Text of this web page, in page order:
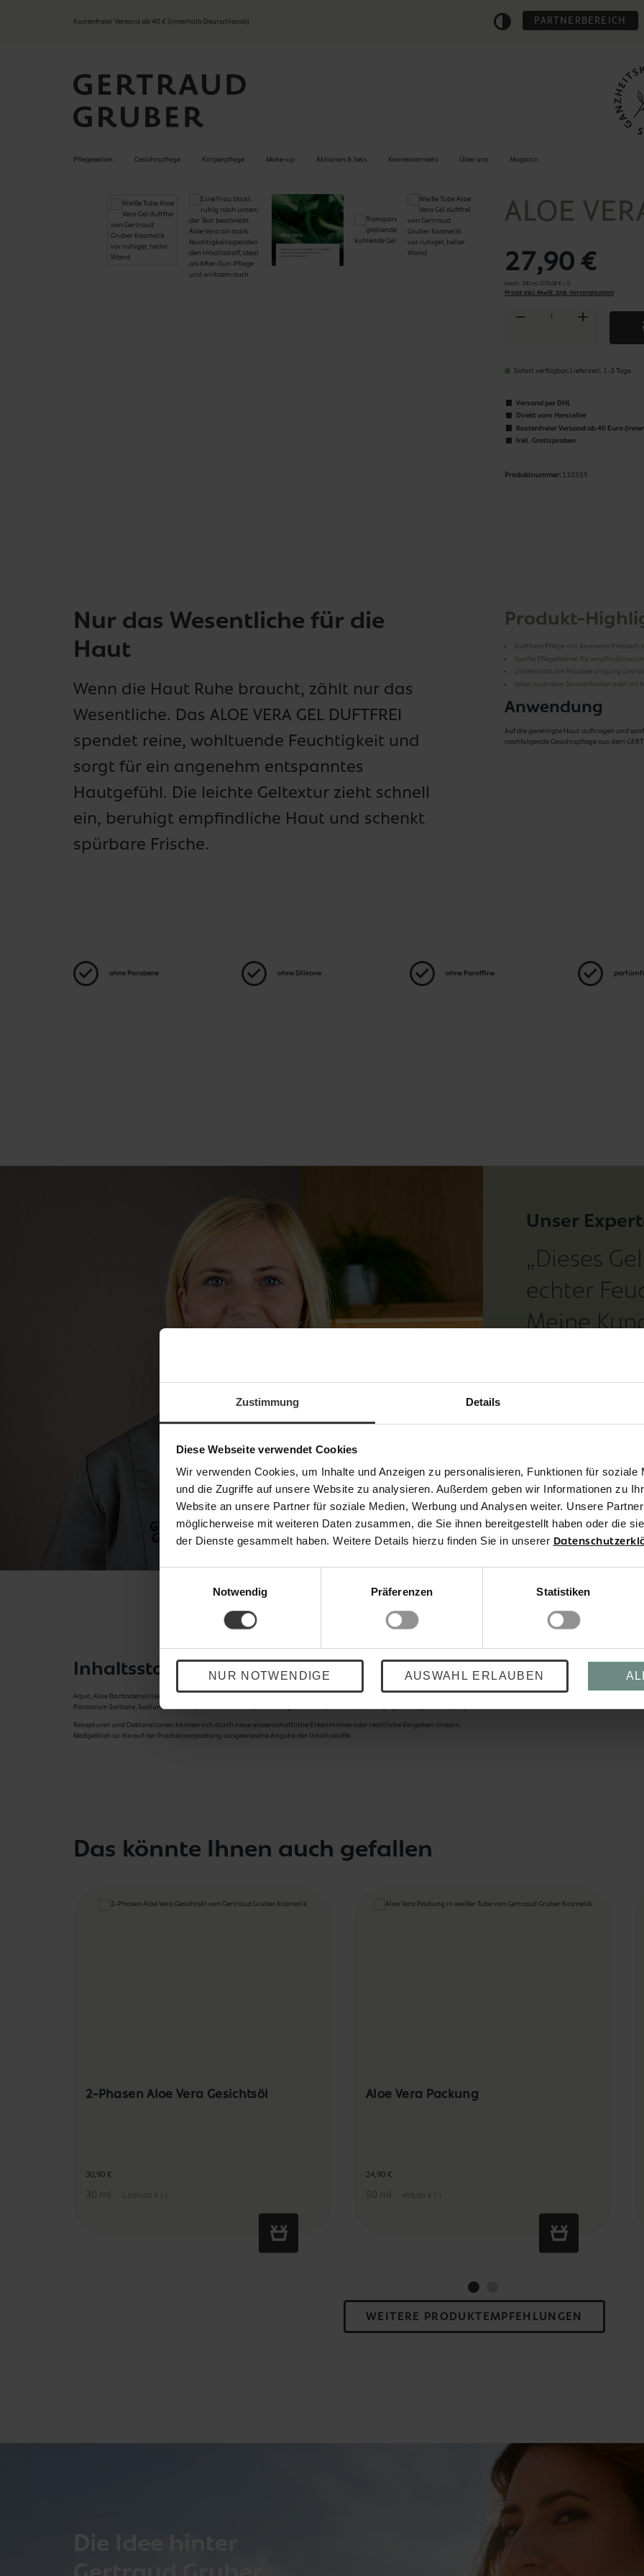
Zustimmung Details
Diese Webseite verwendet Cookies
Wir verwenden Cookies, um Inhalte und Anzeigen zu personalisieren, Funktionen für soziale
und die Zugriffe auf unsere Website zu analysieren. Außerdem geben wir Informationen zu
Website an unsere Partner für soziale Medien, Werbung und Analysen weiter. Unsere
möglicherweise mit weiteren Daten zusammen, die Sie ihnen bereitgestellt haben oder die
der Dienste gesammelt haben. Weitere Details hierzu finden Sie in unserer
Notwendig
Präferenzen Statistiken
NUR NOTWENDIGE AUSWAHL ERLAUBEN
Kostenfreier Versand ab 40 € (innerhalb Deutschlands)
PARTNERBEREICH
Pflegeserien Gesichtspflege Körperpflege Make-up Aktionen & Sets Kennenlernsets Über uns Magazin
ALOE
27,90 €
Inhalt: 100 ml (279,00 € / l)
Preise inkl. MwSt. zzgl. Versandkosten
Sofort verfügbar, Lieferzeit: 1-3 Tage
Produkt Anzahl: Gib den gewünschten
Versand per DHL
Direkt vom Hersteller
Kostenfreier Versand ab 40 Euro
Inkl. Gratisproben
Produktnummer: 110355
Nur das Wesentliche für die
Haut
Wenn die Haut Ruhe braucht, zählt nur das
Wesentliche. Das ALOE VERA GEL DUFTFREI
spendet reine, wohltuende Feuchtigkeit und
sorgt für ein angenehm entspanntes
Hautgefühl. Die leichte Geltextur zieht schnell
ein, beruhigt empfindliche Haut und schenkt
spürbare Frische.
Produkt-
Duftfreie Pflege mit Aloe vera Presssaft
Sanfte Pflegeformel für empfindliche
Unterstützt die Hautberuhigung und
Ideal nach dem Sonnenbaden oder als
Anwendung
Auf die gereinigte Haut auftragen und
nachfolgende Gesichtspflege aus dem
ohne Parabene ohne Silikone ohne Paraffine
Unser
„Dieses
echter
Meine
lieben
und die
Inhaltsstoffe
Aqua, Aloe Barbadensis Leaf Juice, Pentylene Glycol, Alcohol Denat., Glycerin, Hamamelis Virginiana Water, Cellulose Gum, Sodium Levulinate, Chondrus Crispus Powder,
Potassium Sorbate, Sodium Benzoate, Sodium Chloride, Sodium Hyaluronate, CI 75815 (Chlorophyllin-Copper Complex).
Rezepturen und Deklarationen können sich durch neue wissenschaftliche Erkenntnisse oder rechtliche Vorgaben ändern.
Maßgeblich ist die auf der Produktverpackung ausgewiesene Angabe der Inhaltsstoffe.
Das könnte Ihnen auch gefallen
2-Phasen Aloe Vera Gesichtsöl
30 ml 1.030,00 € / l
30,90 €
Aloe Vera Packung
50 ml 498,00 € / l
24,90 €
WEITERE PRODUKTEMPFEHLUNGEN